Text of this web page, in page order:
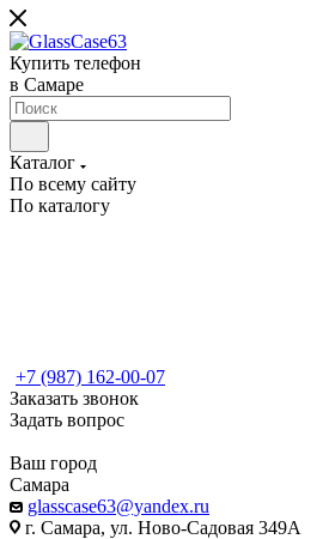
Купить телефон
в Самаре
Каталог
По всему сайту
По каталогу
+7 (987) 162-00-07
Заказать звонок
Задать вопрос
Ваш город
Самара
glasscase63@yandex.ru
г. Самара, ул. Ново-Садовая 349А